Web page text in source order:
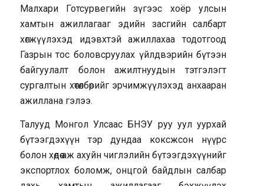
Малхари Готсурвегийн зүгээс хоёр улсын
хамтын ажиллагааг эдийн засгийн салбарт
хөгжүүлэхэд идэвхтэй ажиллахаа тодотгоод
Газрын тос боловсруулах үйлдвэрийн бүтээн
байгуулалт болон ажилтнуудын тэтгэлэгт
сургалтын хөтөлбөрийг эрчимжүүлэхэд анхааран
ажиллана гэлээ.
Талууд Монгол Улсаас БНЭУ руу уул уурхай
бүтээгдэхүүн тэр дундаа коксжсон нүүрс
болон хөдөө аж ахуйн чиглэлийн бүтээгдэхүүнийг
экспортлох боломж, онцгой байдлын салбар